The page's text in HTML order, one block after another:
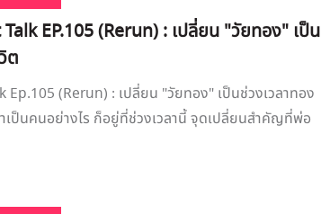
EP.105 (Rerun) : เปลี่ยน "วัยทอง" เป็น
ต
(Rerun) : เปลี่ยน "วัยทอง" เป็นช่วงเวลาทอง
เป็นคนอย่างไร ก็อยู่ที่ช่วงเวลานี้ จุดเปลี่ยนสำคัญที่พ่อ